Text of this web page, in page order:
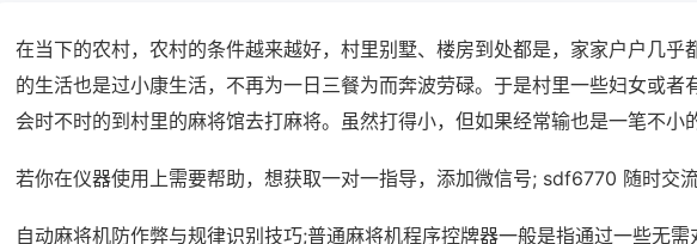
在当下的农村，农村的条件越来越好，村里别墅、楼房到处都是，家家户户几乎
的生活也是过小康生活，不再为一日三餐为而奔波劳碌。于是村里一些妇女或者
会时不时的到村里的麻将馆去打麻将。虽然打得小，但如果经常输也是一笔不小
若你在仪器使用上需要帮助，想获取一对一指导，添加微信号; sdf6770 随时交流
自动麻将机防作弊与规律识别技巧;普通麻将机程序控牌器一般是指通过一些无